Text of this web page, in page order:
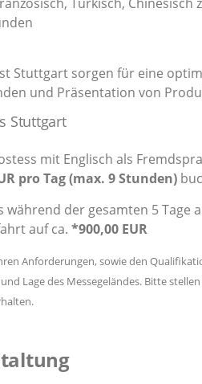
Stuttgart sorgen für eine
und Präsentation von
Stuttgart
mit Englisch als
pro Tag (max. 9 Stunden)
während der gesamten 5 Tage
auf ca. *900,00 EUR
Anforderungen, sowie den
Lage des Messegeländes. Bitte